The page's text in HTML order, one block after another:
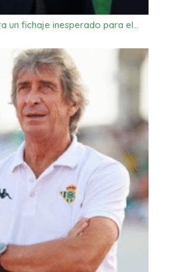
un fichaje inesperado para el…